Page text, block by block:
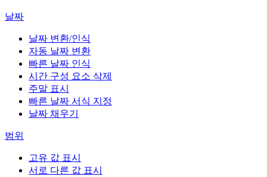
날짜
날짜 변환/인식
자동 날짜 변환
빠른 날짜 인식
시간 구성 요소 삭제
주말 표시
빠른 날짜 서식 지정
날짜 채우기
범위
고유 값 표시
서로 다른 값 표시